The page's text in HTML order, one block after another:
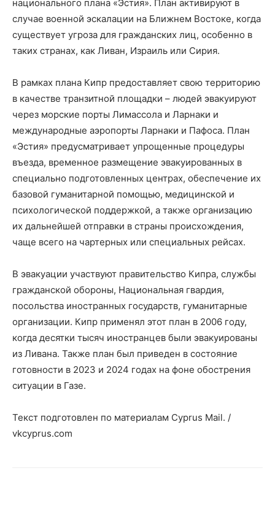
национального плана «Эстия». План активируют в
случае военной эскалации на Ближнем Востоке, когда
существует угроза для гражданских лиц, особенно в
таких странах, как Ливан, Израиль или Сирия.
В рамках плана Кипр предоставляет свою территорию
в качестве транзитной площадки – людей эвакуируют
через морские порты Лимассола и Ларнаки и
международные аэропорты Ларнаки и Пафоса. План
«Эстия» предусматривает упрощенные процедуры
въезда, временное размещение эвакуированных в
специально подготовленных центрах, обеспечение их
базовой гуманитарной помощью, медицинской и
психологической поддержкой, а также организацию
их дальнейшей отправки в страны происхождения,
чаще всего на чартерных или специальных рейсах.
В эвакуации участвуют правительство Кипра, службы
гражданской обороны, Национальная гвардия,
посольства иностранных государств, гуманитарные
организации. Кипр применял этот план в 2006 году,
когда десятки тысяч иностранцев были эвакуированы
из Ливана. Также план был приведен в состояние
готовности в 2023 и 2024 годах на фоне обострения
ситуации в Газе.
Текст подготовлен по материалам Cyprus Mail. /
vkcyprus.com